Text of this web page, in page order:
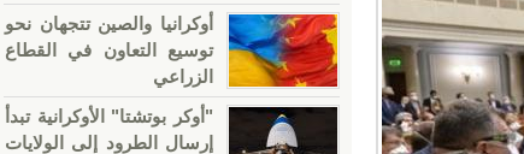
أوكرانيا والصين تتجهان نحو
توسيع التعاون في القطاع
الزراعي
"أوكر بوتشتا" الأوكرانية تبدأ
إرسال الطرود إلى الولايات